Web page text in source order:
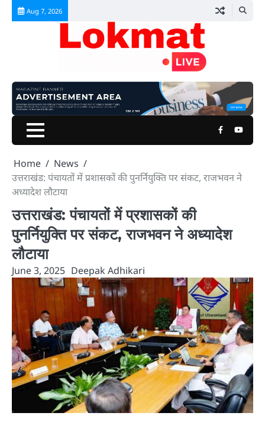
Skip
Aug 7, 2026
Facebook
Home
News
उत्तराखंड: पंचायतों में प्रशासकों की पुनर्नियुक्ति पर संकट, राजभवन ने
अध्यादेश लौटाया
उत्तराखंड: पंचायतों में प्रशासकों की
पुनर्नियुक्ति पर संकट, राजभवन ने अध्यादेश
लौटाया
June 3, 2025 Deepak Adhikari